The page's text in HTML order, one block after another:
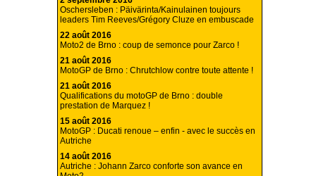
Oschersleben : Päivärinta/Kainulainen toujours
leaders Tim Reeves/Grégory Cluze en embuscade
22 août 2016
Moto2 de Brno : coup de semonce pour Zarco !
21 août 2016
MotoGP de Brno : Chrutchlow contre toute attente !
21 août 2016
Qualifications du motoGP de Brno : double
prestation de Marquez !
15 août 2016
MotoGP : Ducati renoue – enfin - avec le succès en
Autriche
14 août 2016
Autriche : Johann Zarco conforte son avance en